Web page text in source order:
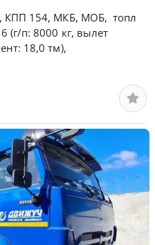
КПП 154, МКБ, МОБ, топл
(г/п: 8000 кг, вылет
18,0 тм),